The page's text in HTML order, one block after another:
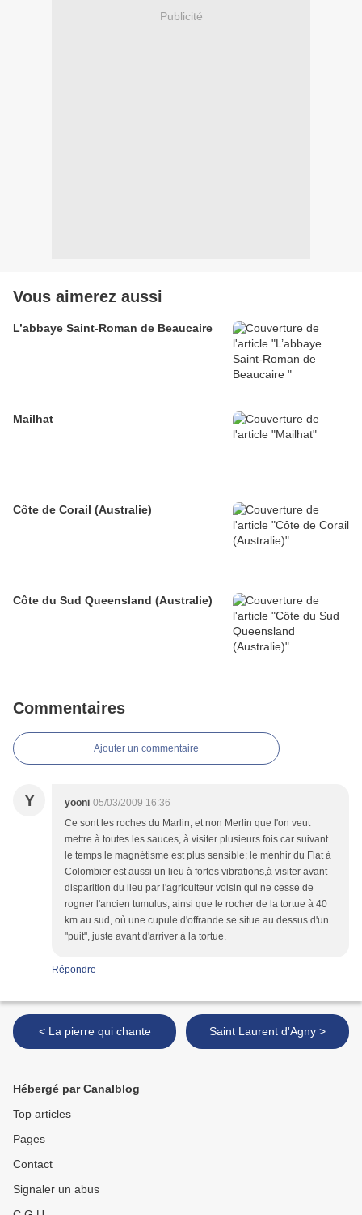
Publicité
Vous aimerez aussi
L’abbaye Saint-Roman de Beaucaire
Mailhat
Côte de Corail (Australie)
Côte du Sud Queensland (Australie)
Commentaires
Ajouter un commentaire
Y yooni 05/03/2009 16:36
Ce sont les roches du Marlin, et non Merlin que l'on veut
mettre à toutes les sauces, à visiter plusieurs fois car suivant
le temps le magnétisme est plus sensible; le menhir du Flat à
Colombier est aussi un lieu à fortes vibrations,à visiter avant
disparition du lieu par l'agriculteur voisin qui ne cesse de
rogner l'ancien tumulus; ainsi que le rocher de la tortue à 40
km au sud, où une cupule d'offrande se situe au dessus d'un
"puit", juste avant d'arriver à la tortue.
Répondre
< La pierre qui chante Saint Laurent d'Agny >
Hébergé par Canalblog
Top articles
Pages
Contact
Signaler un abus